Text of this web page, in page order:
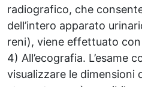
radiografico, che
dell’intero apparato
reni), viene effettuato
4) All’ecografia. L’esame
visualizzare le dimensioni